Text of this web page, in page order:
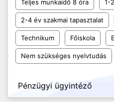
Teljes munkaidő 8 óra 1-
2-4 év szakmai tapasztalat
Technikum Főiskola
Nem szükséges nyelvtudás
Pénzügyi ügyintéző